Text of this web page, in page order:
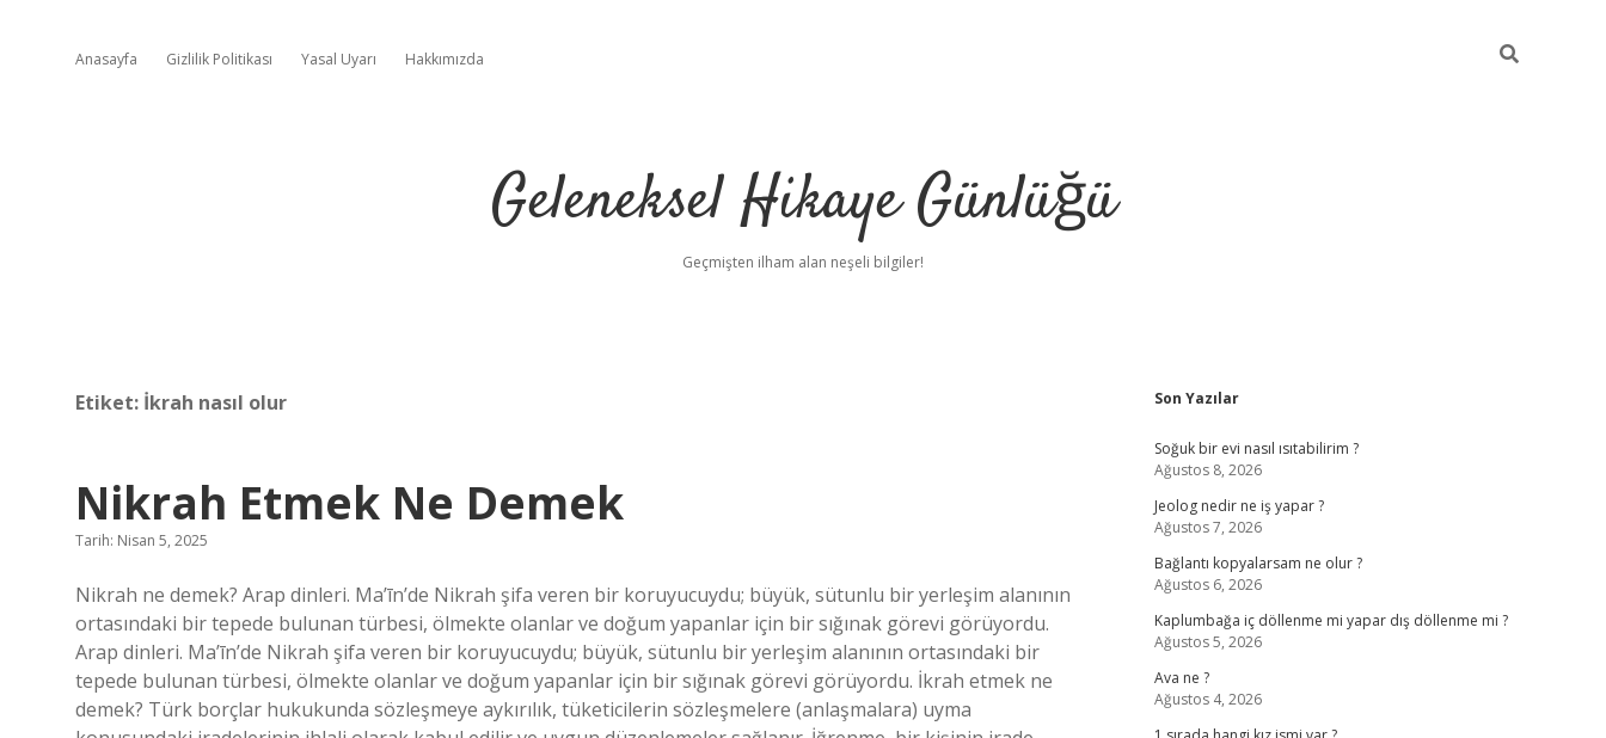
Anasayfa Gizlilik Politikası Yasal Uyarı Hakkımızda
Geleneksel Hikaye Günlüğü
Geçmişten ilham alan neşeli bilgiler!
Etiket: İkrah nasıl olur
Nikrah Etmek Ne Demek
Tarih: Nisan 5, 2025
Nikrah ne demek? Arap dinleri. Ma’īn’de Nikrah şifa veren bir koruyucuydu; büyük, sütunlu bir yerleşim alanının
ortasındaki bir tepede bulunan türbesi, ölmekte olanlar ve doğum yapanlar için bir sığınak görevi görüyordu.
Arap dinleri. Ma’īn’de Nikrah şifa veren bir koruyucuydu; büyük, sütunlu bir yerleşim alanının ortasındaki bir
tepede bulunan türbesi, ölmekte olanlar ve doğum yapanlar için bir sığınak görevi görüyordu. İkrah etmek ne
demek? Türk borçlar hukukunda sözleşmeye aykırılık, tüketicilerin sözleşmelere (anlaşmalara) uyma
Sidebar
Son Yazılar
Soğuk bir evi nasıl ısıtabilirim ?
Ağustos 8, 2026
Jeolog nedir ne iş yapar ?
Ağustos 7, 2026
Bağlantı kopyalarsam ne olur ?
Ağustos 6, 2026
Kaplumbağa iç döllenme mi yapar dış döllenme mi ?
Ağustos 5, 2026
Ava ne ?
Ağustos 4, 2026